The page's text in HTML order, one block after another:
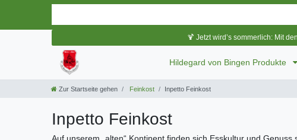
🍹 Jetzt wird’s sommerlich: Mit
Hildegard von Bingen Produkte
Zur Startseite gehen Feinkost Inpetto Feinkost
Inpetto Feinkost